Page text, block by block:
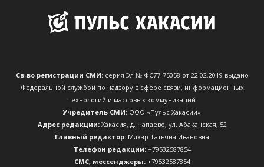
Св-во регистрации СМИ:серия Эл № ФС77-75058 от 22.02.2019 выдано
Федеральной службой по надзору в сфере связи, информационных
технологий и массовых коммуникаций
Учредитель СМИ: ООО «Пульс Хакасии»
Адрес редакции:Хакасия, д. Чапаево, ул. Абаканская, 52
Главный редактор: Мяхар Татьяна Ивановна
Телефон редакции:+79532587854
CМС, мессенджеры:+79532587854